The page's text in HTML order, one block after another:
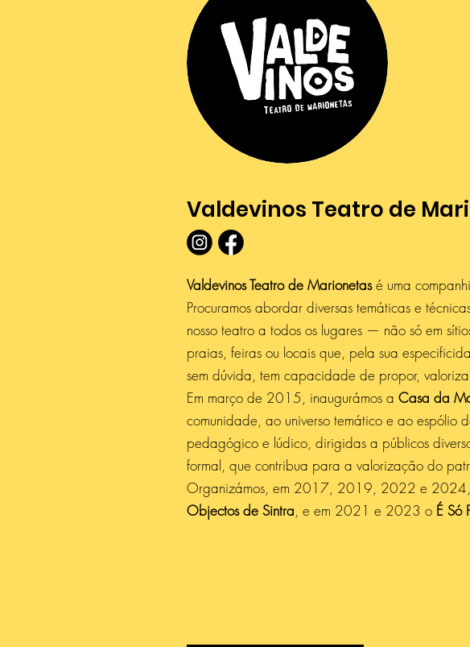
Valdevinos Teatro de
Valdevinos Teatro de Marionetasé uma
Procuramos abordar diversas temáticas e
nosso teatro a todos os lugares — não só em
praias, feiras ou locais que, pela sua
sem dúvida, tem capacidade de propor,
Em março de 2015, inaugurámos a Casa da
comunidade, ao universo temático e ao
pedagógico e lúdico, dirigidas a públicos
formal, que contribua para a valorização do
Organizámos, em 2017, 2019, 2022 e
Objectos de Sintra, e em 2021 e 2023 o É Só